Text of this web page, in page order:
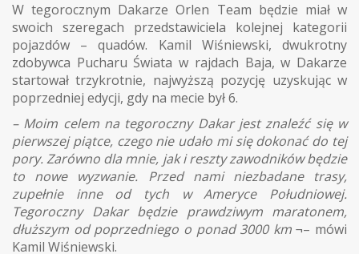
W tegorocznym Dakarze Orlen Team będzie miał w
swoich szeregach przedstawiciela kolejnej kategorii
pojazdów – quadów. Kamil Wiśniewski, dwukrotny
zdobywca Pucharu Świata w rajdach Baja, w Dakarze
startował trzykrotnie, najwyższą pozycję uzyskując w
poprzedniej edycji, gdy na mecie był 6.
– Moim celem na tegoroczny Dakar jest znaleźć się w
pierwszej piątce, czego nie udało mi się dokonać do tej
pory. Zarówno dla mnie, jak i reszty zawodników będzie
to nowe wyzwanie. Przed nami niezbadane trasy,
zupełnie inne od tych w Ameryce Południowej.
Tegoroczny Dakar będzie prawdziwym maratonem,
dłuższym od poprzedniego o ponad 3000 km¬– mówi
Kamil Wiśniewski.